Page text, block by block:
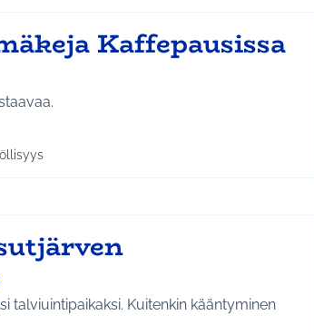
Kaffepausissa
kylät Hyvinvointi ja yhteisöllisyys
talviuintipaikaksi. Kuitenkin kääntyminen